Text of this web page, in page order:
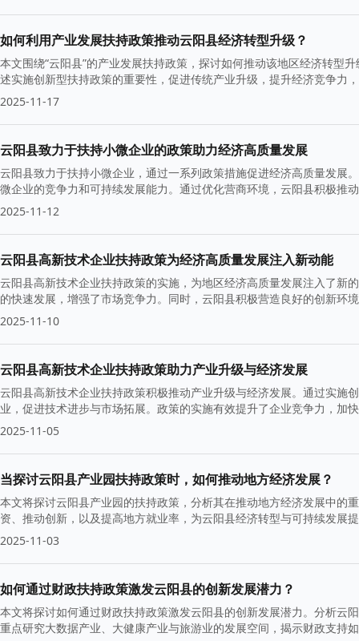
如何利用产业发展扶持政策推动云阳县经济转型升级？
本文围绕“云阳县”的产业发展扶持政策，探讨如何推动该地区经济转型
述实施创新型扶持政策的重要性，促进传统产业升级，提升经济竞争力
2025-11-17
云阳县致力于扶持小微企业的政策助力经济高质量发展
云阳县致力于扶持小微企业，通过一系列政策措施促进经济高质量发展
微企业的竞争力和可持续发展能力。通过优化营商环境，云阳县积极推
标。
2025-11-12
云阳县高新技术企业扶持政策为经济高质量发展注入新动能
云阳县高新技术企业扶持政策的实施，为地区经济高质量发展注入了新
的快速发展，增强了市场竞争力。同时，云阳县积极营造良好的创新环
2025-11-10
云阳县高新技术企业扶持政策助力产业升级与经济发展
云阳县高新技术企业扶持政策积极推动产业升级与经济发展。通过实施
业，促进技术进步与市场拓展。政策的实施有效提升了企业竞争力，加
2025-11-05
当探讨云阳县产业园扶持政策时，如何推动地方经济发展？
本文将探讨云阳县产业园的扶持政策，分析其在推动地方经济发展中的
资、推动创新，以及提高地方就业率，为云阳县经济转型与可持续发展
2025-11-03
如何通过财政扶持政策激发云阳县的创新发展潜力？
本文将探讨如何通过财政扶持政策激发云阳县的创新发展潜力。分析云
重点研究大数据产业、大健康产业与旅游业的发展空间，揭示财政支持